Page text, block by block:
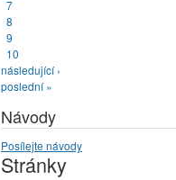
7
8
9
10
následující ›
poslední »
Návody
Posílejte návody
Stránky